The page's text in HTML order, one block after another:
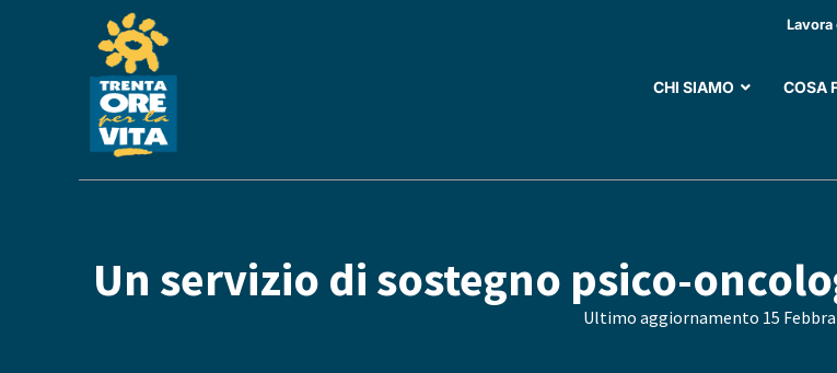
Lavora
CHI SIAMO COSA
Un servizio di sostegno psico-
Ultimo aggiornamento 15